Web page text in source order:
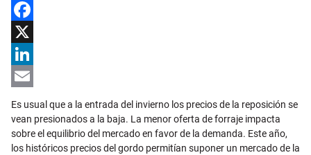
Facebook
X
LinkedIn
Es usual que a la entrada del invierno los precios de la reposición se
vean presionados a la baja. La menor oferta de forraje impacta
sobre el equilibrio del mercado en favor de la demanda. Este año,
los históricos precios del gordo permitían suponer un mercado de la